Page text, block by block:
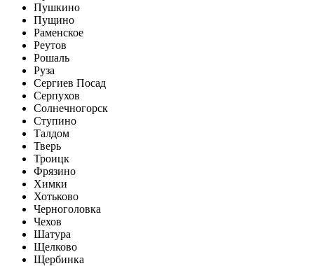
Пушкино
Пущино
Раменское
Реутов
Рошаль
Руза
Сергиев Посад
Серпухов
Солнечногорск
Ступино
Талдом
Тверь
Троицк
Фрязино
Химки
Хотьково
Черноголовка
Чехов
Шатура
Щелково
Щербинка